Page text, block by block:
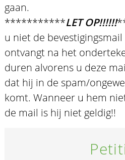
gaan.
***********LET OP!!!!!!
u niet de
ontvangt na het
duren alvorens u deze
dat hij in de spam/
komt. Wanneer u hem
de mail is hij niet geldig!!